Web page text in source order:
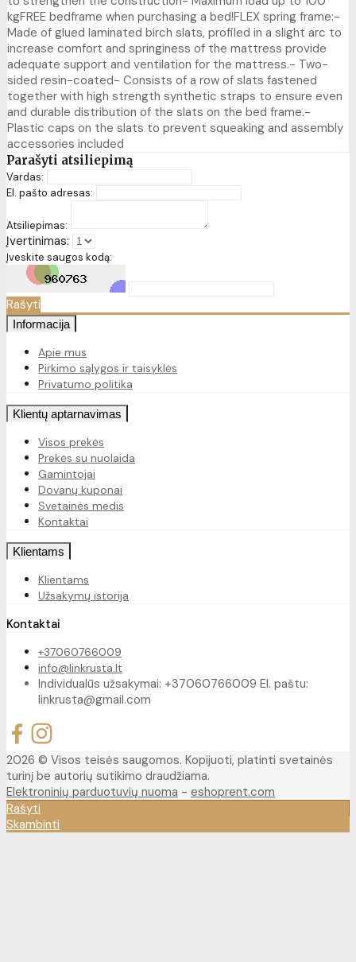
kgFREE bedframe when purchasing a bed!FLEX spring frame:-
Made of glued laminated birch slats, profiled in a slight arc to
increase comfort and springiness of the mattress provide
adequate support and ventilation for the mattress.- Two-
sided resin-coated- Consists of a row of slats fastened
together with high strength synthetic straps to ensure even
and durable distribution of the slats on the bed frame.-
Plastic caps on the slats to prevent squeaking and assembly
accessories included
Parašyti atsiliepimą
Vardas:
El. pašto adresas:
Atsiliepimas:
Įvertinimas:
Įveskite saugos kodą:
Rašyti
Informacija
Apie mus
Pirkimo sąlygos ir taisyklės
Privatumo politika
Klientų aptarnavimas
Visos prekės
Prekės su nuolaida
Gamintojai
Dovanų kuponai
Svetainės medis
Kontaktai
Klientams
Klientams
Užsakymų istorija
Kontaktai
+37060766009
info@linkrusta.lt
Individualūs užsakymai: +37060766009 El. paštu:
linkrusta@gmail.com
2026 © Visos teisės saugomos. Kopijuoti, platinti svetainės
turinį be autorių sutikimo draudžiama.
Elektroninių parduotuvių nuoma - eshoprent.com
Rašyti
Skambinti